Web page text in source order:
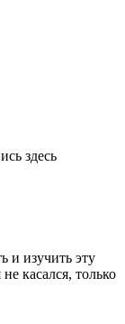
здесь
и изучить эту
касался, только